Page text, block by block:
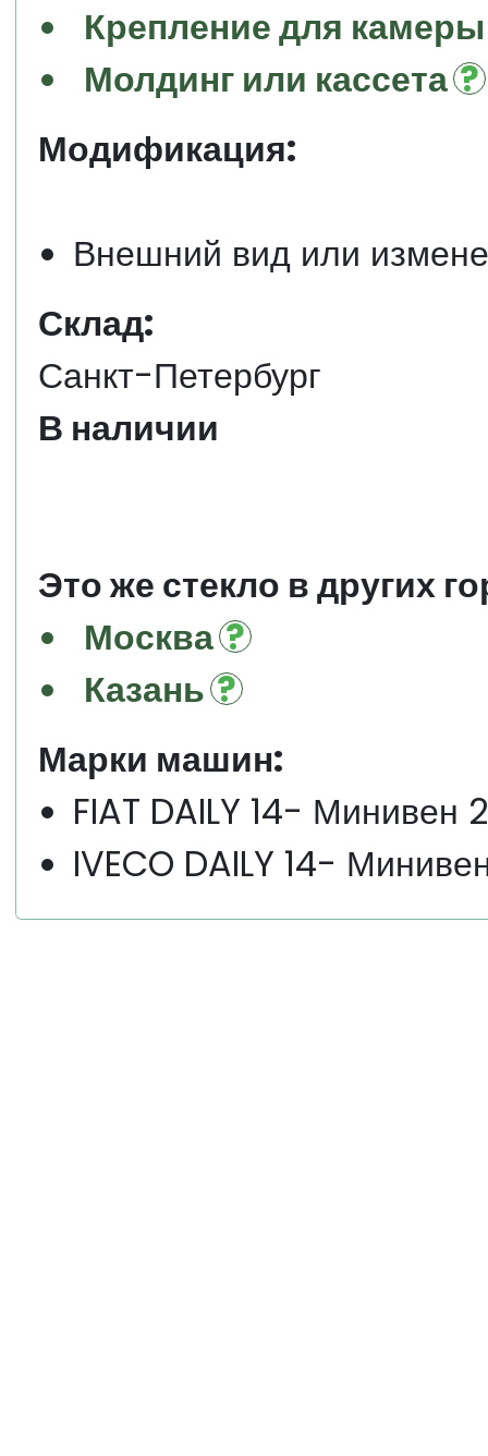
Крепление для
Молдинг или кассета
Модификация:
Внешний вид или
Склад:
Санкт-Петербург
В наличии
Это же стекло в других
Москва
Казань
Марки машин:
FIAT DAILY 14- Минивен
IVECO DAILY 14-